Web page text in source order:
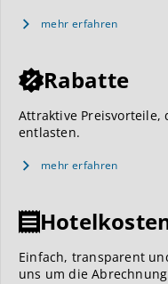
mehr erfahren
Rabatte
Attraktive
entlasten.
mehr erfahren
Einfach, transparent
uns um die